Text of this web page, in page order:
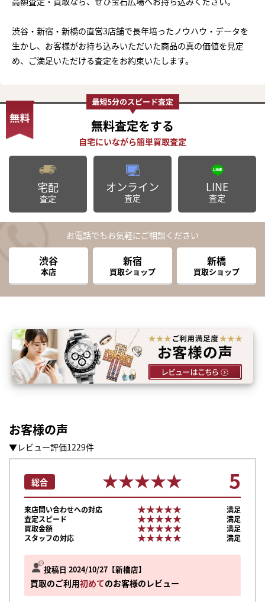
渋谷・新宿・新橋の直営3店舗で長年培ったノウハウ・データを
生かし、お客様がお持ち込みいただいた商品の真の価値を見定
め、ご満足いただける査定をお約束いたします。
無料査定をする
宅配
査定
オンライン
査定
LINE
査定
お電話でもお気軽にご相談ください
渋谷
本店
新宿
買取ショップ
新橋
買取ショップ
お客様の声
▼レビュー評価1229件
投稿日 2024/10/27 新橋店
買取のご利用初めてのお客様のレビュー
総合 ★★★★★
★★★★★ 5
来店問い合わせへの対応 ★★★★★
★★★★★
満足
査定スピード
★★★★★
★★★★★
満足
買取金額
★★★★★
★★★★★
満足
スタッフの対応
★★★★★
★★★★★ 満足